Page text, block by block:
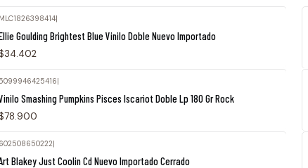
MLC1826398414|
Goulding Brightest Blue Vinilo Doble Nuevo Importado
5099946425416|
Smashing Pumpkins Pisces Iscariot Doble Lp 180 Gr Rock
602508650222
Blakey Just Coolin Cd Nuevo Importado Cerrado